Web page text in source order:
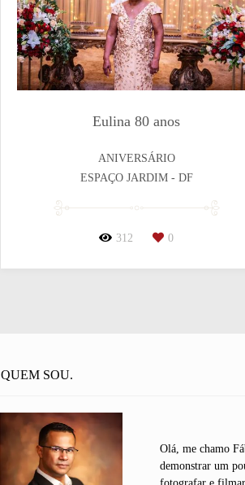
Eulina 80 anos
ANIVERSÁRIO
ESPAÇO JARDIM - DF
312 0
QUEM SOU.
Olá, me chamo
demonstrar um